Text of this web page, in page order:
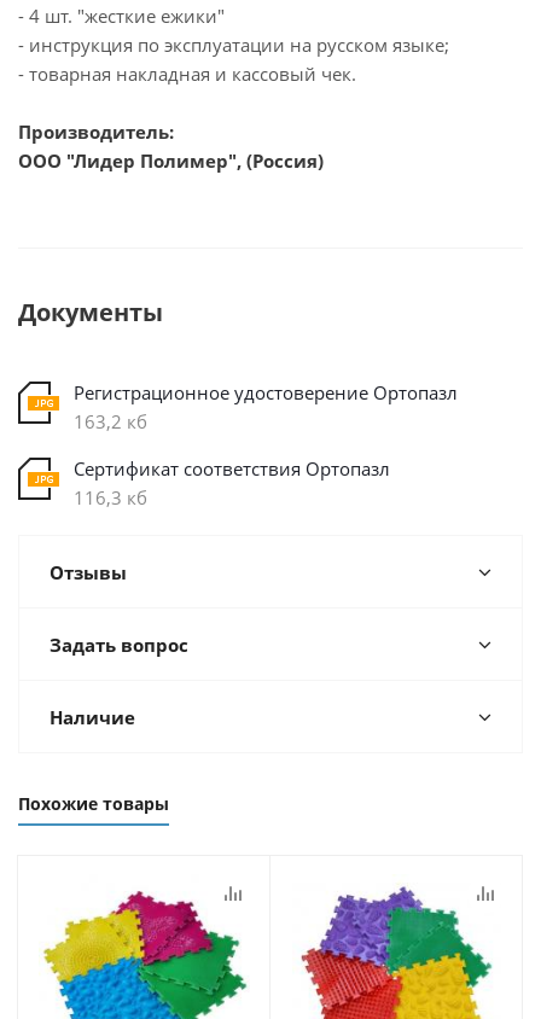
- 4 шт. "жесткие ежики"
- инструкция по эксплуатации на русском языке;
- товарная накладная и кассовый чек.
Производитель:
ООО "Лидер Полимер", (Россия)
Документы
Регистрационное удостоверение Ортопазл
163,2 кб
Сертификат соответствия Ортопазл
116,3 кб
Отзывы
Задать вопрос
Наличие
Похожие товары